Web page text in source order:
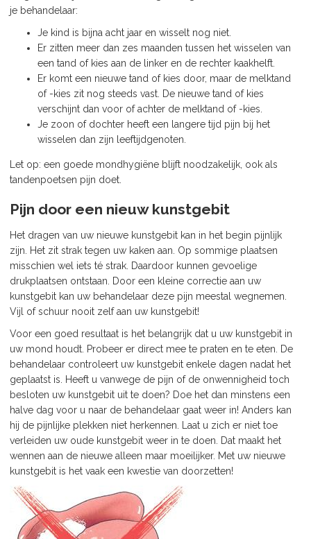
je behandelaar:
Je kind is bijna acht jaar en wisselt nog niet.
Er zitten meer dan zes maanden tussen het wisselen van
een tand of kies aan de linker en de rechter kaakhelft.
Er komt een nieuwe tand of kies door, maar de melktand
of -kies zit nog steeds vast. De nieuwe tand of kies
verschijnt dan voor of achter de melktand of -kies.
Je zoon of dochter heeft een langere tijd pijn bij het
wisselen dan zijn leeftijdgenoten.
Let op: een goede mondhygiëne blijft noodzakelijk, ook als
tandenpoetsen pijn doet.
Pijn door een nieuw kunstgebit
Het dragen van uw nieuwe kunstgebit kan in het begin pijnlijk
zijn. Het zit strak tegen uw kaken aan. Op sommige plaatsen
misschien wel iets té strak. Daardoor kunnen gevoelige
drukplaatsen ontstaan. Door een kleine correctie aan uw
kunstgebit kan uw behandelaar deze pijn meestal wegnemen.
Vijl of schuur nooit zelf aan uw kunstgebit!
Voor een goed resultaat is het belangrijk dat u uw kunstgebit in
uw mond houdt. Probeer er direct mee te praten en te eten. De
behandelaar controleert uw kunstgebit enkele dagen nadat het
geplaatst is. Heeft u vanwege de pijn of de onwennigheid toch
besloten uw kunstgebit uit te doen? Doe het dan minstens een
halve dag voor u naar de behandelaar gaat weer in! Anders kan
hij de pijnlijke plekken niet herkennen. Laat u zich er niet toe
verleiden uw oude kunstgebit weer in te doen. Dat maakt het
wennen aan de nieuwe alleen maar moeilijker. Met uw nieuwe
kunstgebit is het vaak een kwestie van doorzetten!